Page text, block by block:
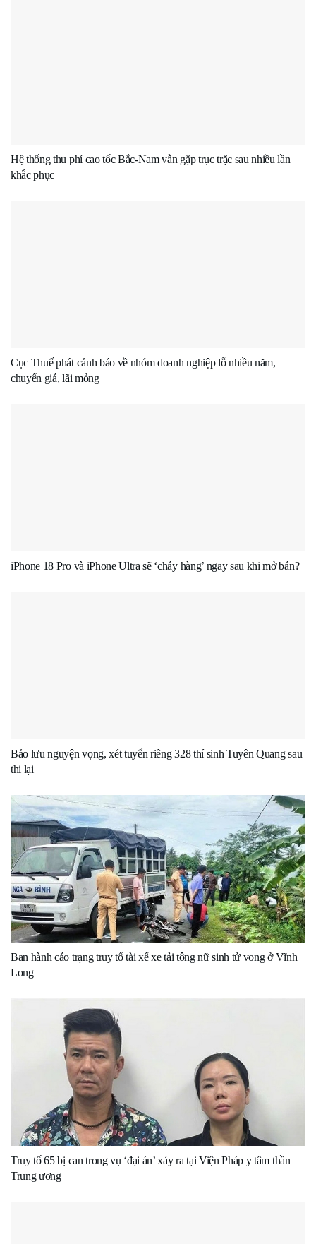
Hệ thống thu phí cao tốc Bắc-Nam vẫn gặp trục trặc sau nhiều lần
khắc phục
Cục Thuế phát cảnh báo về nhóm doanh nghiệp lỗ nhiều năm,
chuyển giá, lãi mỏng
iPhone 18 Pro và iPhone Ultra sẽ ‘cháy hàng’ ngay sau khi mở bán?
Bảo lưu nguyện vọng, xét tuyển riêng 328 thí sinh Tuyên Quang sau
thi lại
Ban hành cáo trạng truy tố tài xế xe tải tông nữ sinh tử vong ở Vĩnh
Long
Truy tố 65 bị can trong vụ ‘đại án’ xảy ra tại Viện Pháp y tâm thần
Trung ương